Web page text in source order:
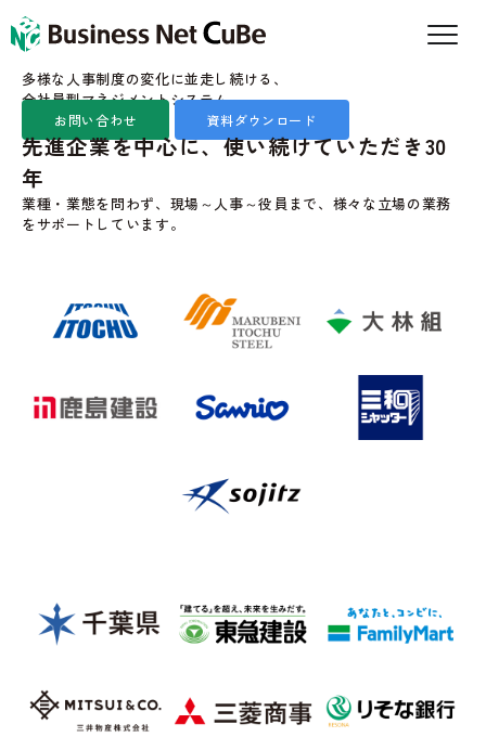
多様な人事制度の変化に並走し続ける、
全社員型マネジメントシステム
お問い合わせ 資料ダウンロード
先進企業を中心に、使い続けていただき30
年
業種・業態を問わず、現場～人事～役員まで、様々な立場の業務
をサポートしています。